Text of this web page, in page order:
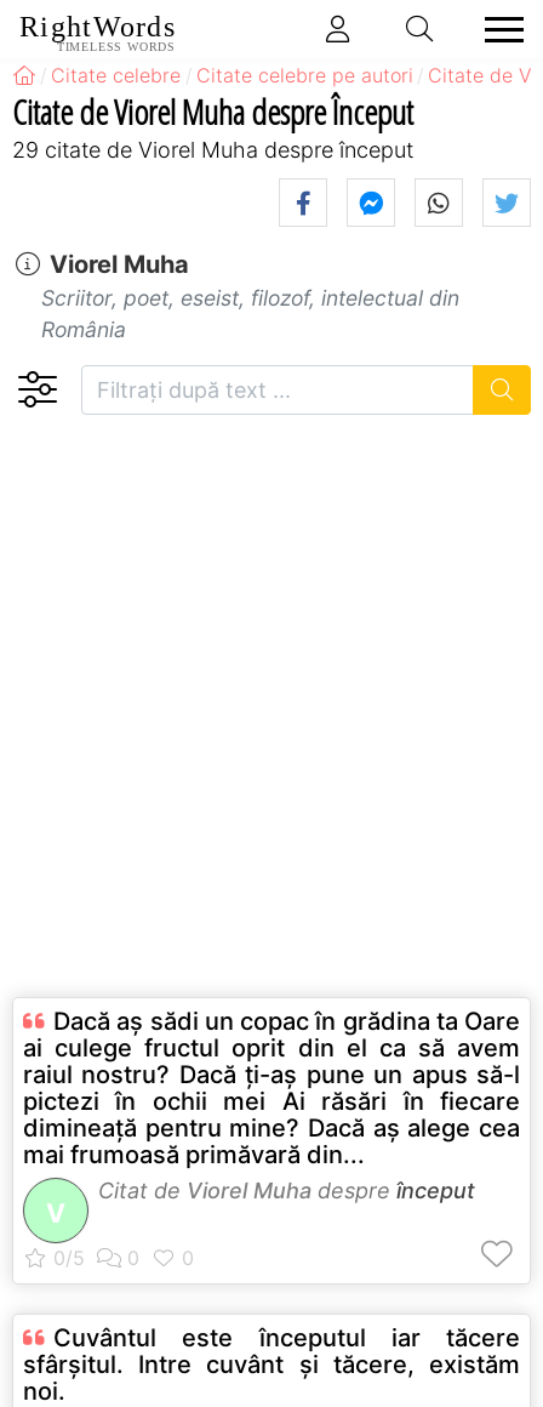
RightWords
TIMELESS WORDS
Citate celebre Citate celebre pe autori Citate de
Citate de Viorel Muha despre Început
29 citate de Viorel Muha despre început
Viorel Muha
Scriitor, poet, eseist, filozof, intelectual din
România
Dacă aş sădi un copac în grădina ta Oare
ai culege fructul oprit din el ca să avem
raiul nostru? Dacă ţi-aş pune un apus să-l
pictezi în ochii mei Ai răsări în fiecare
dimineaţă pentru mine? Dacă aş alege cea
mai frumoasă primăvară din...
V
Citat de Viorel Muha despre început
Cuvântul este începutul iar tăcere
sfârşitul. Intre cuvânt şi tăcere, existăm
noi.